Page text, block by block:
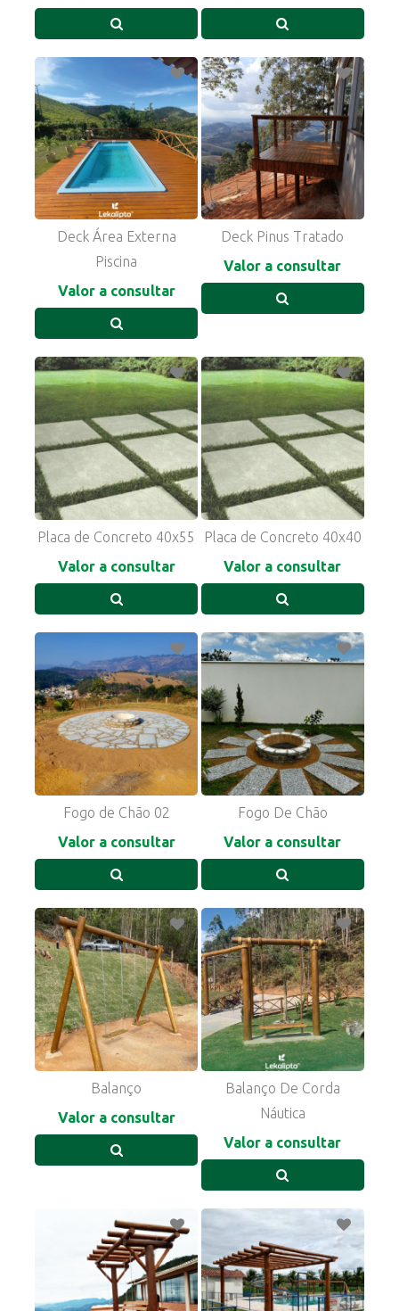
Deck Área Externa
Piscina
Valor a consultar
Deck Pinus Tratado
Valor a consultar
Placa de Concreto 40x55
Valor a consultar
Placa de Concreto 40x40
Valor a consultar
Fogo de Chão 02
Valor a consultar
Fogo De Chão
Valor a consultar
Balanço
Valor a consultar
Balanço De Corda
Náutica
Valor a consultar